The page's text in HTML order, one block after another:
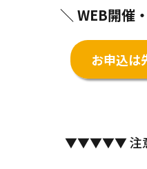
＼ WEB開催
お申込
▼▼▼▼▼ 注